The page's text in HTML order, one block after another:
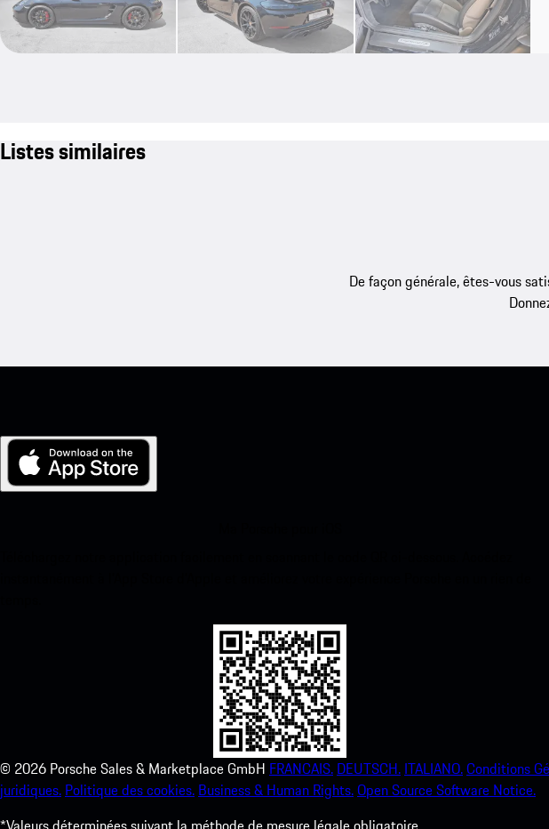
Listes similaires
De façon générale, êtes-vous
© 2026 Porsche Sales & Marketplace GmbH FRANCAIS. DEUTSCH. ITALIANO.Conditions
juridiques. Politique des cookies. Business & Human Rights.Open Source Software Notice.